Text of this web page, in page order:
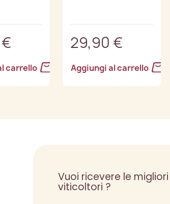
carrello
29,90 €
Aggiungi al carrello
Vuoi ricevere le
viticoltori ?